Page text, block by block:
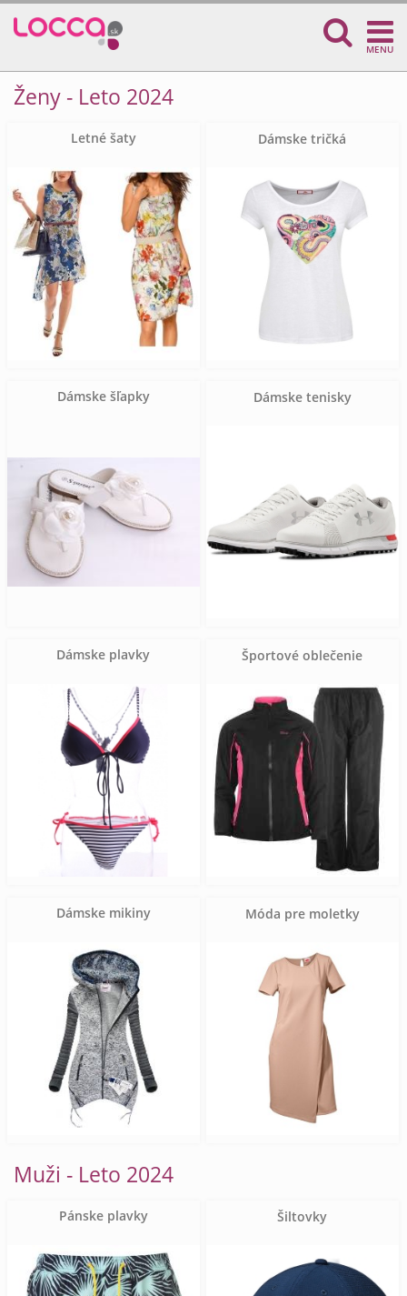
MENU
Ženy - Leto 2024
Letné šaty Dámske tričká
Dámske šľapky Dámske tenisky
Dámske plavky Športové oblečenie
Dámske mikiny Móda pre moletky
Muži - Leto 2024
Pánske plavky Šiltovky